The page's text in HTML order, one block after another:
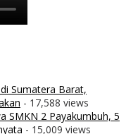
Sumatera Barat,
- 17,588 views
SMKN 2 Payakumbuh, 5
- 15,009 views